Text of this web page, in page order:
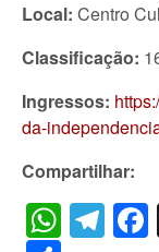
Local: Centro
Classificação:
Ingressos:
da-
Compartilhar: